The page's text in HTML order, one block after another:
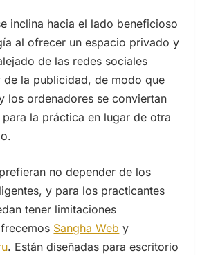
inclina hacia el lado beneficioso
al ofrecer un espacio privado y
de las redes sociales
de la publicidad, de modo que
los ordenadores se conviertan
la práctica en lugar de otra
no depender de los
y para los practicantes
tener limitaciones
Sangha Web y
. Están diseñadas para escritorio